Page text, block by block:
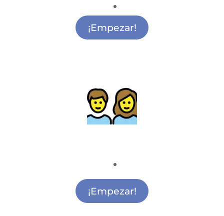
Actividades para Ludoteca Ciudad Lineal
¡Empezar!
Actividades para Madres y Padres Ciudad
¡Empezar!